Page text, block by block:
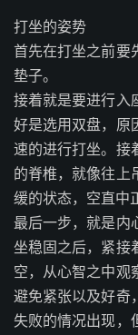
打坐的姿势
首先在打坐之前要
垫子。
接着就是要进行入
好是选用双盘，原
速的进行打坐。接
的脊椎，就像往上
缓的状态，空直中
最后一步，就是内
坐稳固之后，紧接
空，从心智之中观
避免紧张以及好奇
失败的情况出现，